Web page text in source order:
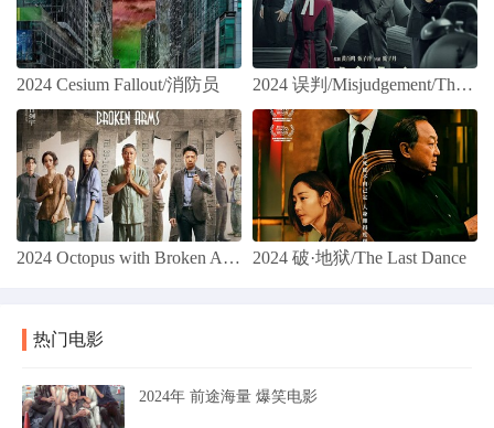
2024 Cesium Fallout/消防员 2024 误判/Misjudgement/The Prosecutor
2024 Octopus with Broken Arms 误杀3 2024 破·地狱/The Last Dance
热门电影
2024年 前途海量 爆笑电影